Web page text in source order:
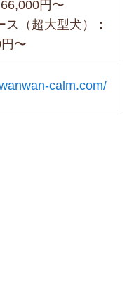
円〜
ス（超大型犬）：
〜
calm.com/